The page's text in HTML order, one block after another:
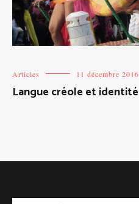
Articles 11 décembre 2016
Langue créole et identité